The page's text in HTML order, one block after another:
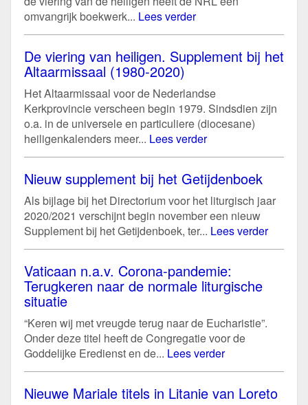
omvangrijk boekwerk... Lees verder
De viering van heiligen. Supplement bij het
Altaarmissaal (1980-2020)
Het Altaarmissaal voor de Nederlandse
Kerkprovincie verscheen begin 1979. Sindsdien zijn
o.a. in de universele en particuliere (diocesane)
heiligenkalenders meer... Lees verder
Nieuw supplement bij het Getijdenboek
Als bijlage bij het Directorium voor het liturgisch jaar
2020/2021 verschijnt begin november een nieuw
Supplement bij het Getijdenboek, ter... Lees verder
Vaticaan n.a.v. Corona-pandemie:
Terugkeren naar de normale liturgische
situatie
“Keren wij met vreugde terug naar de Eucharistie”.
Onder deze titel heeft de Congregatie voor de
Goddelijke Eredienst en de... Lees verder
Nieuwe Mariale titels in Litanie van Loreto